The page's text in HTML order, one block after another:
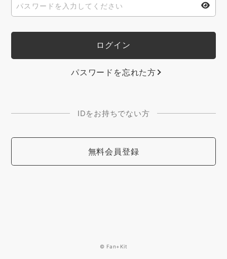
パスワードを忘れた方
IDをお持ちでない方
無料会員登録
© Fan+Kit